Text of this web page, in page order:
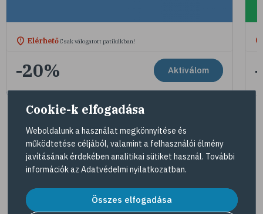
ElérhetőCsak válogatott patikákban!
-20% Aktiválom
Tovább az összes kuponra
Gyöngy Patika Magazin
Cookie-k elfogadása
Weboldalunk a használat megkönnyítése és
működtetése céljából, valamint a felhasználói élmény
javításának érdekében analitikai sütiket használ. További
információk az Adatvédelmi nyilatkozatban.
Összes elfogadása